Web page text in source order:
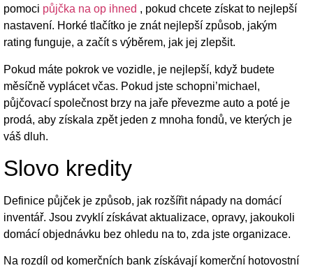
pomoci půjčka na op ihned , pokud chcete získat to nejlepší
nastavení. Horké tlačítko je znát nejlepší způsob, jakým
rating funguje, a začít s výběrem, jak jej zlepšit.
Pokud máte pokrok ve vozidle, je nejlepší, když budete
měsíčně vyplácet včas. Pokud jste schopni’michael,
půjčovací společnost brzy na jaře převezme auto a poté je
prodá, aby získala zpět jeden z mnoha fondů, ve kterých je
váš dluh.
Slovo kredity
Definice půjček je způsob, jak rozšířit nápady na domácí
inventář. Jsou zvyklí získávat aktualizace, opravy, jakoukoli
domácí objednávku bez ohledu na to, zda jste organizace.
Na rozdíl od komerčních bank získávají komerční hotovostní